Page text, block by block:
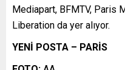
Mediapart, BFMTV, Paris
Liberation da yer alıyor.
YENİ POSTA – PARİS